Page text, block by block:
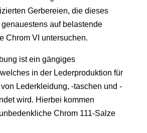
Gerbereien, die dieses
auf belastende
Chrom VI untersuchen.
ist ein gängiges
in der Lederproduktion für
Lederkleidung, -taschen und -
wird. Hierbei kommen
Chrom 111-Salze